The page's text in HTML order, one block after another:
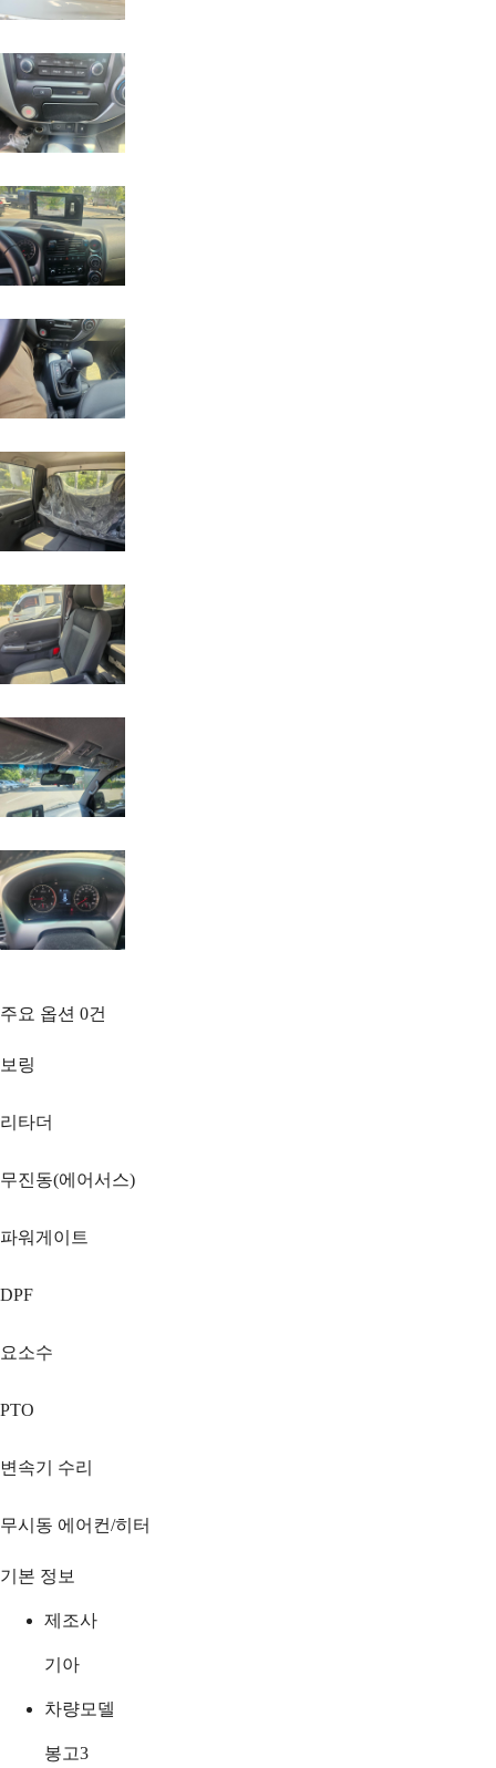
주요 옵션 0건
보링
리타더
무진동(에어서스)
파워게이트
DPF
요소수
PTO
변속기 수리
무시동 에어컨/히터
기본 정보
제조사
기아
차량모델
봉고3